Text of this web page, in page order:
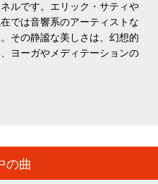
ルです。エリック・サティや
では音響系のアーティストな
その静謐な美しさは、幻想的
ヨーガやメディテーションの
の曲